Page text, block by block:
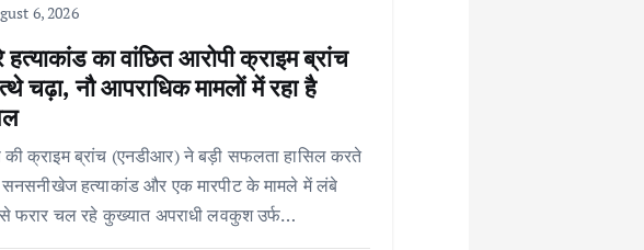
6, 2026
हत्याकांड का वांछित आरोपी क्राइम ब्रांच
चढ़ा, नौ आपराधिक मामलों में रहा है
क्राइम ब्रांच (एनडीआर) ने बड़ी सफलता हासिल करते
सनसनीखेज हत्याकांड और एक मारपीट के मामले में लंबे
फरार चल रहे कुख्यात अपराधी लवकुश उर्फ…